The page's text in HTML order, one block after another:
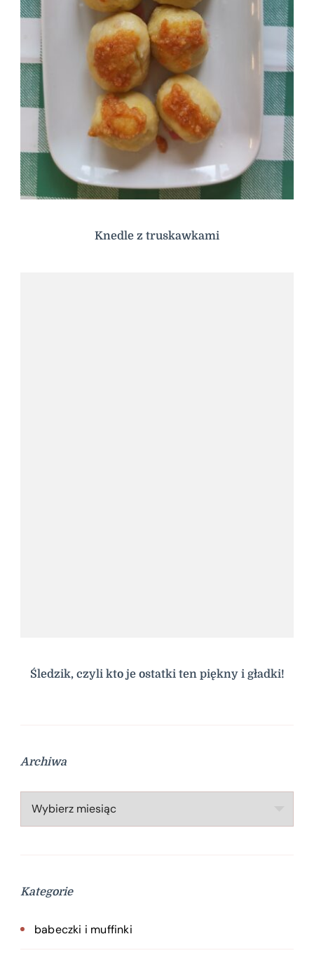
Knedle z truskawkami
Śledzik, czyli kto je ostatki ten piękny i gładki!
Archiwa
Archiwa
Kategorie
babeczki i muffinki